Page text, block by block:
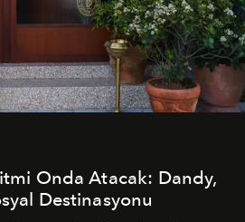
Onda Atacak: Dandy,
Destinasyonu